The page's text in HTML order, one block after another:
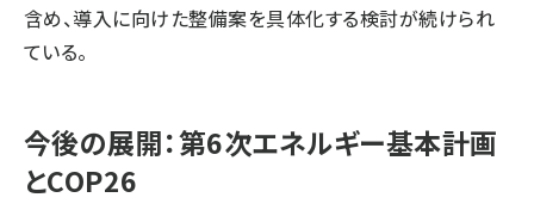
含め、導入に向けた整備案を具体化する検討が続けられ
ている。
今後の展開：第6次エネルギー基本計画
とCOP26